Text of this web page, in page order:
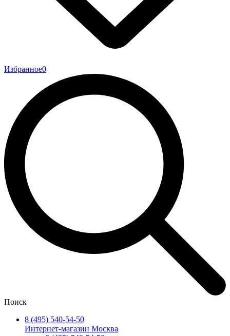
Избранное0
Поиск
8 (495) 540-54-50
Интернет-магазин Москва